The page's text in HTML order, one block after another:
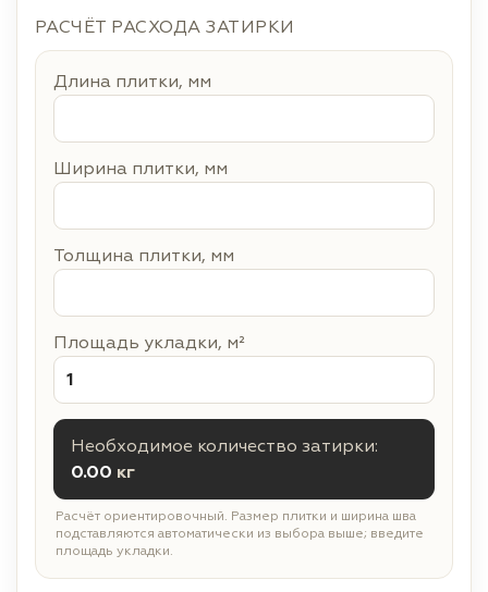
РАСЧЁТ РАСХОДА ЗАТИРКИ
Длина плитки, мм
Ширина плитки, мм
Толщина плитки, мм
Площадь укладки, м²
Необходимое количество затирки:
0.00 кг
Расчёт ориентировочный. Размер плитки и ширина шва
подставляются автоматически из выбора выше; введите
площадь укладки.